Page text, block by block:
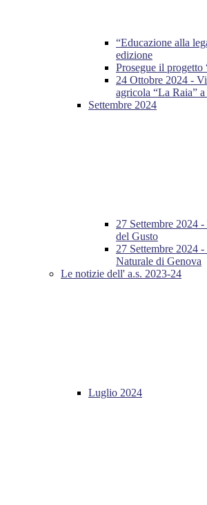
“Educazione alla
edizione
Prosegue il
24 Ottobre 2024 -
agricola “La Raia”
Settembre 2024
27 Settembre 2024
del Gusto
27 Settembre 2024
Naturale di Genova
Le notizie dell' a.s. 2023-24
Luglio 2024